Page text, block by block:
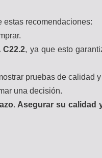
estas recomendaciones:
, ya que esto
pruebas de calidad
una decisión.
. Asegurar su calidad